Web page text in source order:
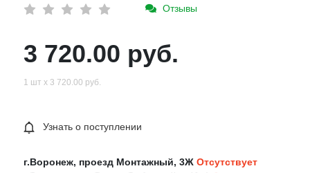
Отзывы
3 720.00 руб.
1 шт х 3 720.00 руб.
Узнать о поступлении
г.Воронеж, проезд Монтажный, 3Ж Отсутствует